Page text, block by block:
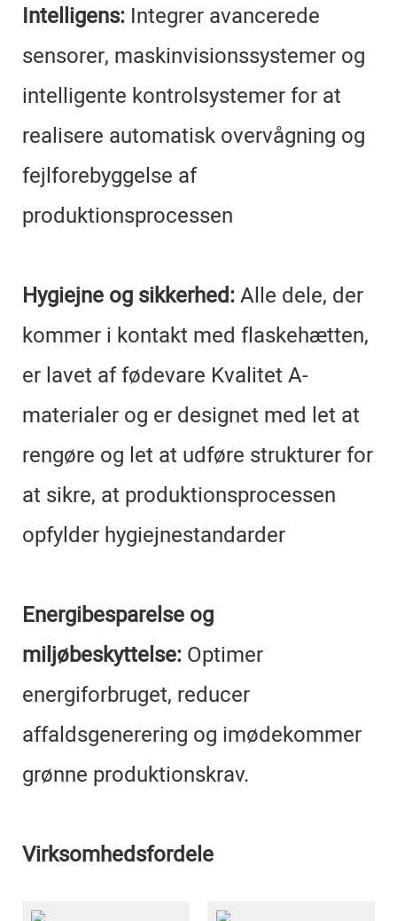
Intelligens: Integrer avancerede
sensorer, maskinvisionssystemer og
intelligente kontrolsystemer for at
realisere automatisk overvågning og
fejlforebyggelse af
produktionsprocessen
Hygiejne og sikkerhed:Alle dele, der
kommer i kontakt med flaskehætten,
er lavet af fødevare Kvalitet A-
materialer og er designet med let at
rengøre og let at udføre strukturer for
at sikre, at produktionsprocessen
opfylder hygiejnestandarder
Energibesparelse og
miljøbeskyttelse: Optimer
energiforbruget, reducer
affaldsgenerering og imødekommer
grønne produktionskrav.
Virksomhedsfordele